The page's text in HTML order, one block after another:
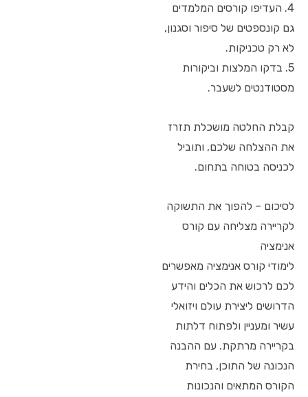
4. העדיפו קורסים המלמדים
גם קונספטים של סיפור וסגנון,
לא רק טכניקות.
5. בדקו המלצות וביקורות
מסטודנטים לשעבר.
קבלת החלטה מושכלת תזרז
את ההצלחה שלכם, ותוביל
לכניסה בטוחה בתחום.
לסיכום – להפוך את התשוקה
לקריירה מצליחה עם קורס
אנימציה
לימודי קורס אנימציה מאפשרים
לכם לרכוש את הכלים והידע
הדרושים ליצירת עולם ויזואלי
עשיר ומעניין ולפתוח דלתות
בקריירה מרתקת. עם ההבנה
הנכונה של התוכן, בחירת
הקורס המתאים והנכונות